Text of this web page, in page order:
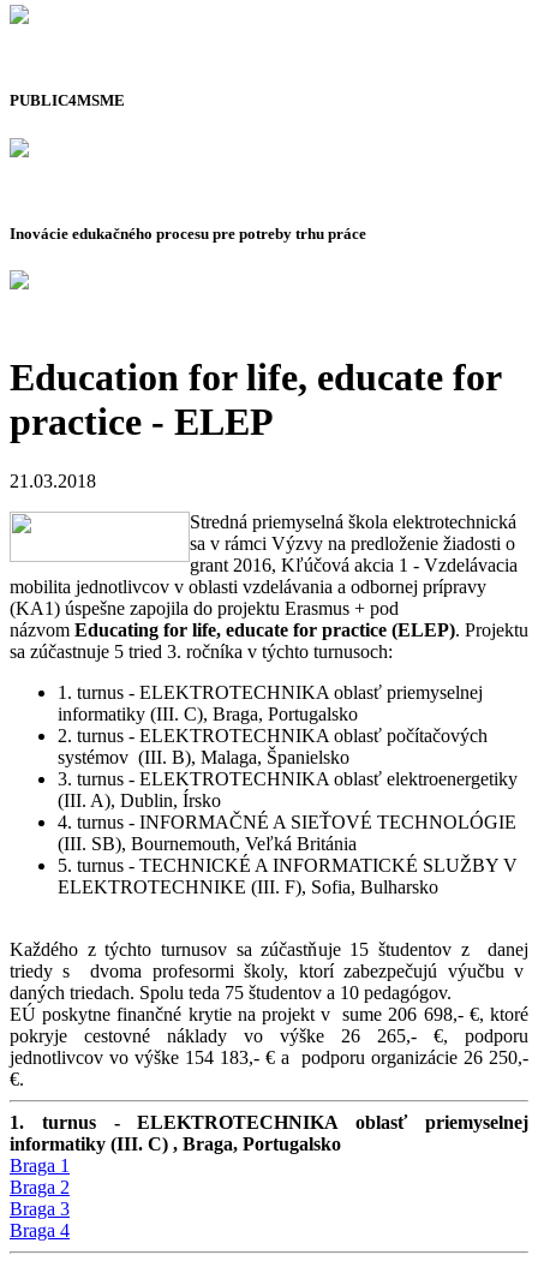
PUBLIC4MSME
Inovácie edukačného procesu pre potreby trhu práce
Education for life, educate for
practice - ELEP
21.03.2018
Stredná priemyselná škola elektrotechnická
sa v rámci Výzvy na predloženie žiadosti o
grant 2016, Kľúčová akcia 1 - Vzdelávacia
mobilita jednotlivcov v oblasti vzdelávania a odbornej prípravy
(KA1) úspešne zapojila do projektu Erasmus + pod
názvom Educating for life, educate for practice (ELEP). Projektu
sa zúčastnuje 5 tried 3. ročníka v týchto turnusoch:
1. turnus - ELEKTROTECHNIKA oblasť priemyselnej
informatiky (III. C), Braga, Portugalsko
2. turnus - ELEKTROTECHNIKA oblasť počítačových
systémov (III. B), Malaga, Španielsko
3. turnus - ELEKTROTECHNIKA oblasť elektroenergetiky
(III. A), Dublin, Írsko
4. turnus - INFORMAČNÉ A SIEŤOVÉ TECHNOLÓGIE
(III. SB), Bournemouth, Veľká Británia
5. turnus - TECHNICKÉ A INFORMATICKÉ SLUŽBY V
ELEKTROTECHNIKE (III. F), Sofia, Bulharsko
Každého z týchto turnusov sa zúčastňuje 15 študentov z danej
triedy s dvoma profesormi školy, ktorí zabezpečujú výučbu v
daných triedach. Spolu teda 75 študentov a 10 pedagógov.
EÚ poskytne finančné krytie na projekt v sume 206 698,- €, ktoré
pokryje cestovné náklady vo výške 26 265,- €, podporu
jednotlivcov vo výške 154 183,- € a podporu organizácie 26 250,-
€.
1. turnus - ELEKTROTECHNIKA oblasť priemyselnej
informatiky (III. C) , Braga, Portugalsko
Braga 1
Braga 2
Braga 3
Braga 4